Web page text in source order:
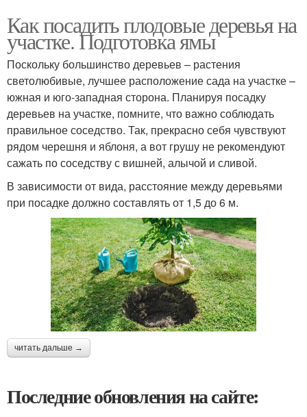
Как посадить плодовые деревья на
участке. Подготовка ямы
Поскольку большинство деревьев – растения
светолюбивые, лучшее расположение сада на участке –
южная и юго-западная сторона. Планируя посадку
деревьев на участке, помните, что важно соблюдать
правильное соседство. Так, прекрасно себя чувствуют
рядом черешня и яблоня, а вот грушу не рекомендуют
сажать по соседству с вишней, алычой и сливой.
В зависимости от вида, расстояние между деревьями
при посадке должно составлять от 1,5 до 6 м.
читать дальше →
Последние обновления на сайте: